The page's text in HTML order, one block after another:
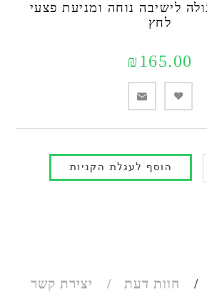
לישיבה נוחה ומניעת פצעי
לחץ
₪165.00
חוות דעת יצירת קשר